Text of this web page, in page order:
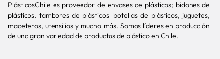
PlásticosChile es proveedor de envases de plásticos; bidones de
plásticos, tambores de plásticos, botellas de plásticos, juguetes,
maceteros, utensilios y mucho más. Somos líderes en producción
de una gran variedad de productos de plástico en Chile.